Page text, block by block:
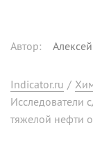
Автор:
Indicator.ru /
Исследователи
тяжелой нефти